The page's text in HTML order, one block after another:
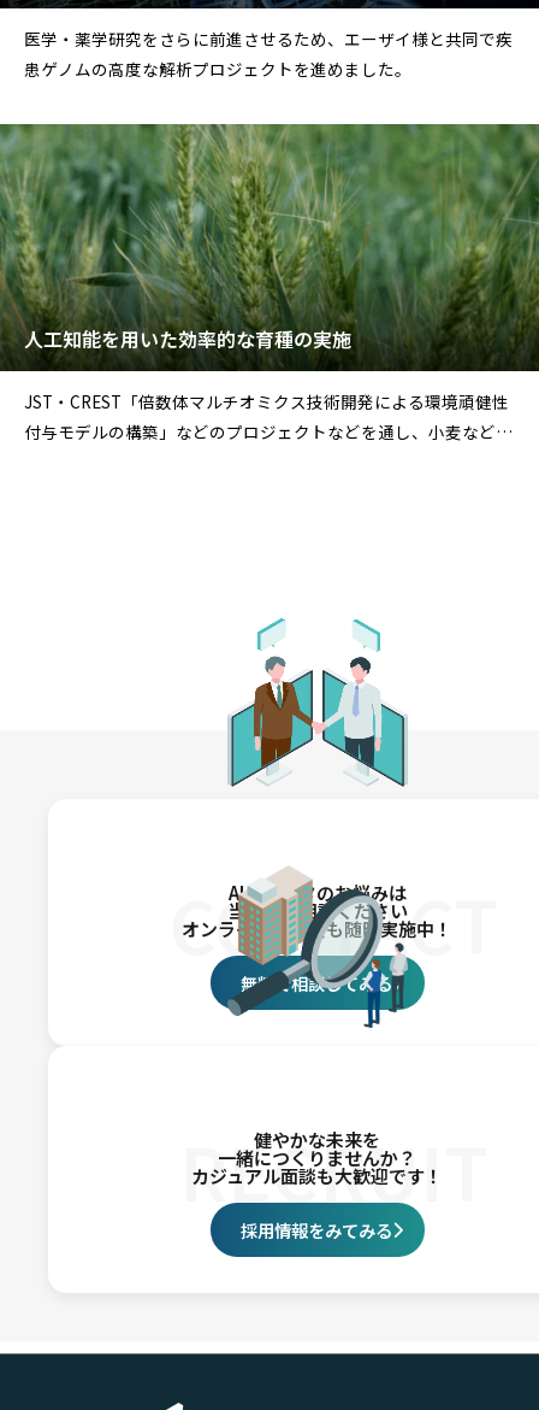
医学・薬学研究をさらに前進させるため、エーザイ様と共同で疾
患ゲノムの高度な解析プロジェクトを進めました。
人工知能を用いた効率的な育種の実施
JST・CREST「倍数体マルチオミクス技術開発による環境頑健性
付与モデルの構築」などのプロジェクトなどを通し、小麦などの
CONTACT
AI・データのお悩みは
当社にご相談ください
オンライン相談会も随時実施中！
無料で相談してみる
RECRUIT
健やかな未来を
一緒につくりませんか？
カジュアル面談も大歓迎です！
採用情報をみてみる